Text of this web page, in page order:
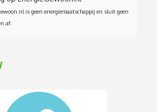
is geen energiemaatschappij en sluit geen
af.